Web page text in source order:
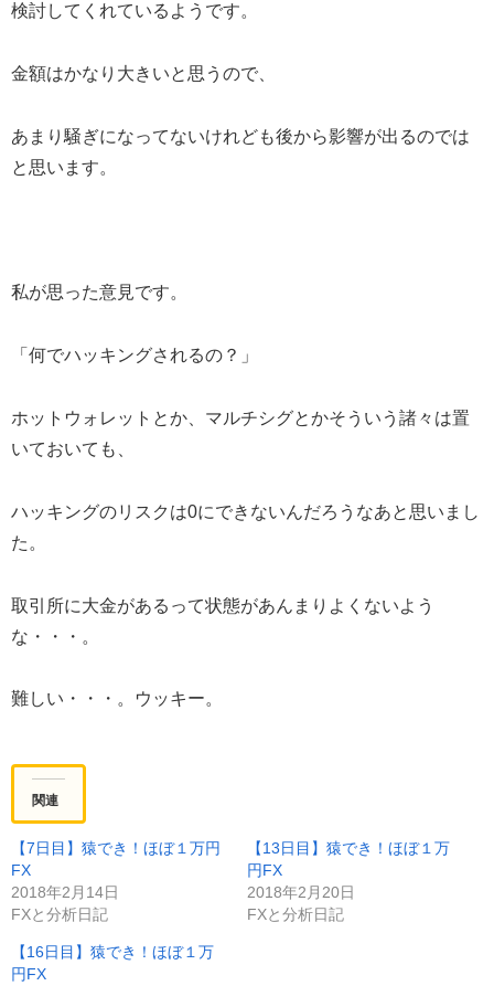
検討してくれているようです。
金額はかなり大きいと思うので、
あまり騒ぎになってないけれども後から影響が出るのでは
と思います。
私が思った意見です。
「何でハッキングされるの？」
ホットウォレットとか、マルチシグとかそういう諸々は置
いておいても、
ハッキングのリスクは0にできないんだろうなあと思いまし
た。
取引所に大金があるって状態があんまりよくないよう
な・・・。
難しい・・・。ウッキー。
関連
【7日目】猿でき！ほぼ１万円
FX
2018年2月14日
FXと分析日記
【13日目】猿でき！ほぼ１万
円FX
2018年2月20日
FXと分析日記
【16日目】猿でき！ほぼ１万
円FX